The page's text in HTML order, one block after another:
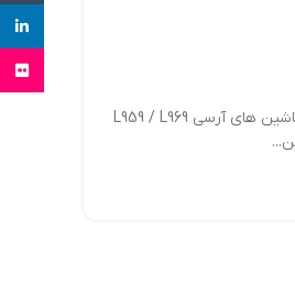
فشار شکن (اسپیس بار قطعات جلو بندی) ماشین کنترلی ویژه ماشین های آرسی L959 / L969
Flickr